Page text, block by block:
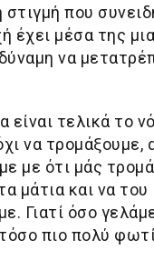
στιγμή που
έχει μέσα της
να
είναι τελικά το
να τρομάξουμε,
με ότι μάς
μάτια και να του
Γιατί όσο
πιο πολύ